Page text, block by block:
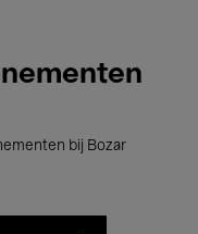
bij Bozar